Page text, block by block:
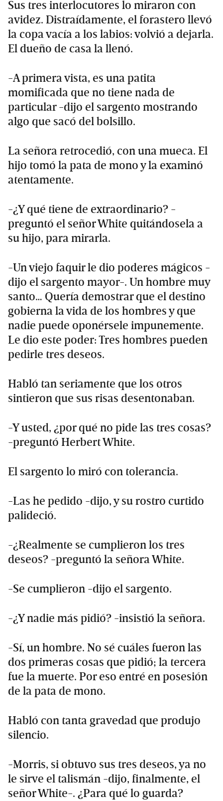
Sus tres interlocutores lo miraron con
avidez. Distraídamente, el forastero llevó
la copa vacía a los labios: volvió a dejarla.
El dueño de casa la llenó.
-A primera vista, es una patita
momificada que no tiene nada de
particular -dijo el sargento mostrando
algo que sacó del bolsillo.
La señora retrocedió, con una mueca. El
hijo tomó la pata de mono y la examinó
atentamente.
-¿Y qué tiene de extraordinario? -
preguntó el señor White quitándosela a
su hijo, para mirarla.
-Un viejo faquir le dio poderes mágicos -
dijo el sargento mayor-. Un hombre muy
santo… Quería demostrar que el destino
gobierna la vida de los hombres y que
nadie puede oponérsele impunemente.
Le dio este poder: Tres hombres pueden
pedirle tres deseos.
Habló tan seriamente que los otros
sintieron que sus risas desentonaban.
-Y usted, ¿por qué no pide las tres cosas?
-preguntó Herbert White.
El sargento lo miró con tolerancia.
-Las he pedido -dijo, y su rostro curtido
palideció.
-¿Realmente se cumplieron los tres
deseos? -preguntó la señora White.
-Se cumplieron -dijo el sargento.
-¿Y nadie más pidió? -insistió la señora.
-Sí, un hombre. No sé cuáles fueron las
dos primeras cosas que pidió; la tercera
fue la muerte. Por eso entré en posesión
de la pata de mono.
Habló con tanta gravedad que produjo
silencio.
-Morris, si obtuvo sus tres deseos, ya no
le sirve el talismán -dijo, finalmente, el
señor White-. ¿Para qué lo guarda?